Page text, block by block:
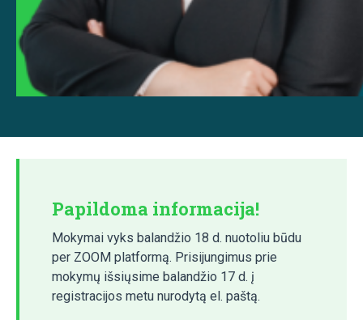
Papildoma informacija!
Mokymai vyks balandžio 18 d. nuotoliu būdu
per ZOOM platformą. Prisijungimus prie
mokymų išsiųsime balandžio 17 d. į
registracijos metu nurodytą el. paštą.